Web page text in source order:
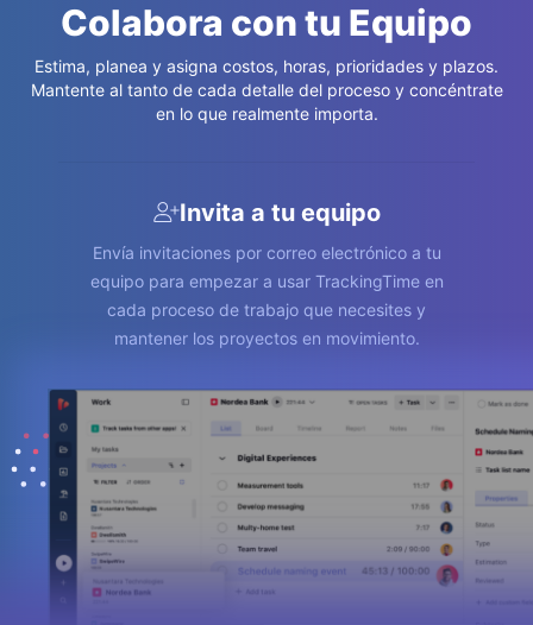
Colabora con tu Equipo
Estima, planea y asigna costos, horas, prioridades y plazos.
Mantente al tanto de cada detalle del proceso y concéntrate
en lo que realmente importa.
Invita a tu equipo
Envía invitaciones por correo electrónico a tu
equipo para empezar a usar TrackingTime en
cada proceso de trabajo que necesites y
mantener los proyectos en movimiento.